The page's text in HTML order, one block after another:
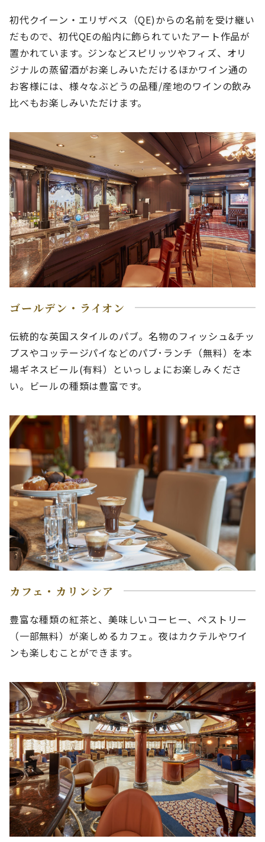
初代クイーン・エリザベス（QE)からの名前を受け継い
だもので、初代QEの船内に飾られていたアート作品が
置かれています。ジンなどスピリッツやフィズ、オリ
ジナルの蒸留酒がお楽しみいただけるほかワイン通の
お客様には、様々なぶどうの品種/産地のワインの飲み
比べもお楽しみいただけます。
ゴールデン・ライオン
伝統的な英国スタイルのパブ。名物のフィッシュ&チッ
プスやコッテージパイなどのパブ･ランチ（無料）を本
場ギネスビール(有料）といっしょにお楽しみくださ
い。ビールの種類は豊富です。
カフェ・カリンシア
豊富な種類の紅茶と、美味しいコーヒー、ペストリー
（一部無料）が楽しめるカフェ。夜はカクテルやワイ
ンも楽しむことができます。